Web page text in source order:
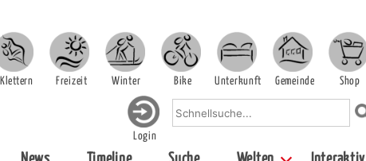
Klettern Freizeit Winter Bike Unterkunft Gemeinde Shop
Login